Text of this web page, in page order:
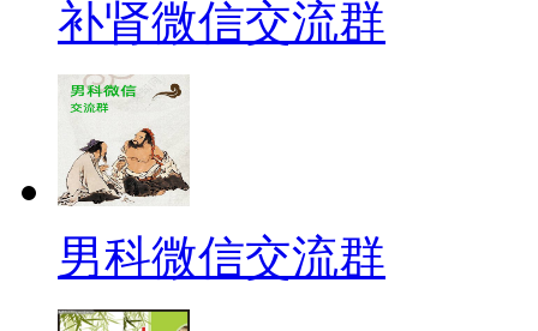
补肾微信交流群
男科微信交流群